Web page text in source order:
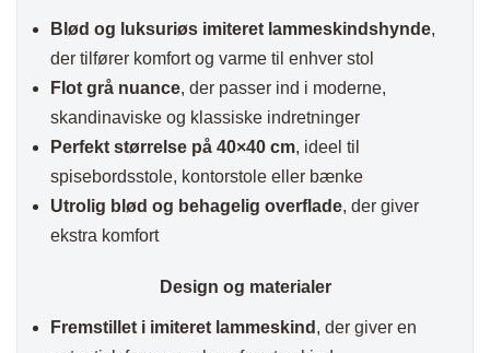
Blød og luksuriøs imiteret lammeskindshynde,
der tilfører komfort og varme til enhver stol
Flot grå nuance, der passer ind i moderne,
skandinaviske og klassiske indretninger
Perfekt størrelse på 40×40 cm, ideel til
spisebordsstole, kontorstole eller bænke
Utrolig blød og behagelig overflade, der giver
ekstra komfort
Design og materialer
Fremstillet i imiteret lammeskind , der giver en